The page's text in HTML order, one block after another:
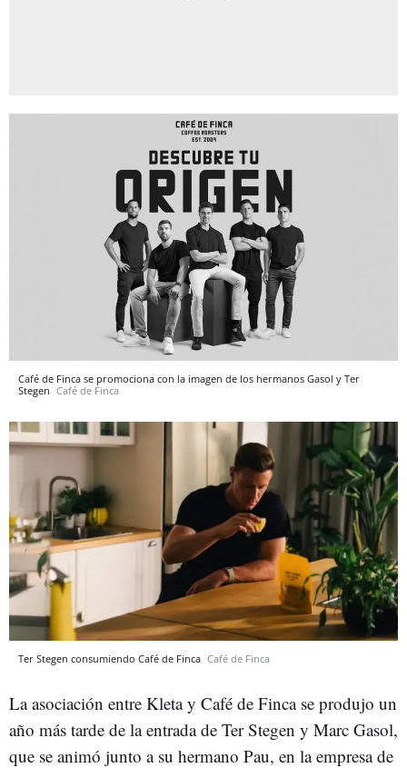
Café de Finca se promociona con la imagen de los hermanos Gasol y Ter
Stegen Café de Finca
Ter Stegen consumiendo Café de Finca Café de Finca
La asociación entre Kleta y Café de Finca se produjo un
año más tarde de la entrada de Ter Stegen y Marc Gasol,
que se animó junto a su hermano Pau, en la empresa de